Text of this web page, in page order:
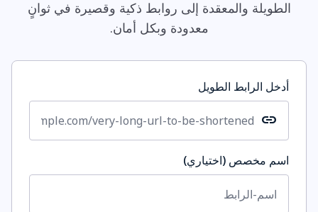
الطويلة والمعقدة إلى روابط ذكية وقصيرة في ثوانٍ
معدودة وبكل أمان.
أدخل الرابط الطويل
link
اسم مخصص (اختياري)